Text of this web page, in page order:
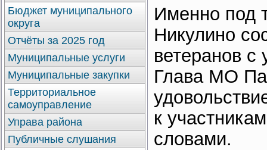
Именно под
Никулино
ветеранов
Глава МО
к
словами.
Бюджет муниципального
округа
Отчёты за 2025 год
Муниципальные услуги
Муниципальные закупки
Территориальное
самоуправление
Управа района
Публичные слушания